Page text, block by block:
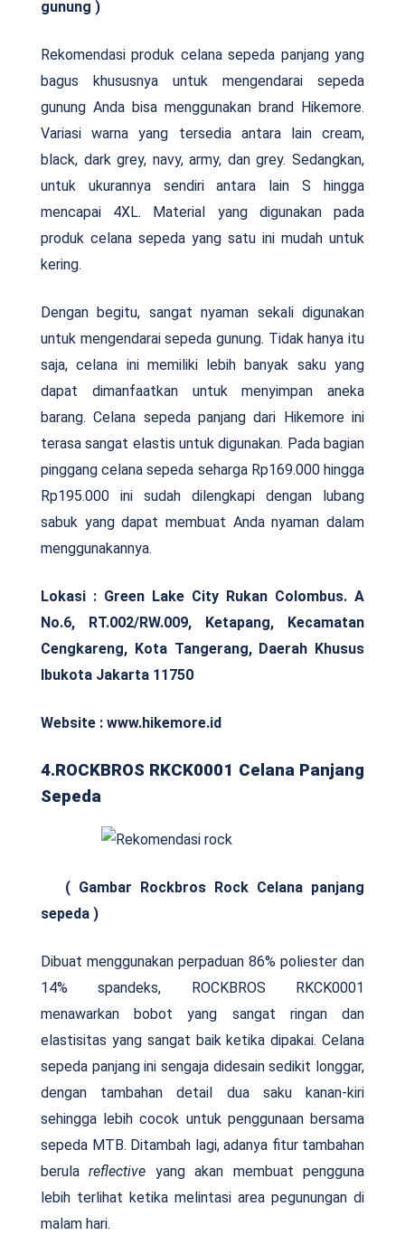
gunung )
Rekomendasi produk celana sepeda panjang yang
bagus khususnya untuk mengendarai sepeda
gunung Anda bisa menggunakan brand Hikemore.
Variasi warna yang tersedia antara lain cream,
black, dark grey, navy, army, dan grey. Sedangkan,
untuk ukurannya sendiri antara lain S hingga
mencapai 4XL. Material yang digunakan pada
produk celana sepeda yang satu ini mudah untuk
kering.
Dengan begitu, sangat nyaman sekali digunakan
untuk mengendarai sepeda gunung. Tidak hanya itu
saja, celana ini memiliki lebih banyak saku yang
dapat dimanfaatkan untuk menyimpan aneka
barang. Celana sepeda panjang dari Hikemore ini
terasa sangat elastis untuk digunakan. Pada bagian
pinggang celana sepeda seharga Rp169.000 hingga
Rp195.000 ini sudah dilengkapi dengan lubang
sabuk yang dapat membuat Anda nyaman dalam
menggunakannya.
Lokasi : Green Lake City Rukan Colombus. A
No.6, RT.002/RW.009, Ketapang, Kecamatan
Cengkareng, Kota Tangerang, Daerah Khusus
Ibukota Jakarta 11750
Website : www.hikemore.id
4.ROCKBROS RKCK0001 Celana Panjang
Sepeda
( Gambar Rockbros Rock Celana panjang
sepeda )
Dibuat menggunakan perpaduan 86% poliester dan
14% spandeks, ROCKBROS RKCK0001
menawarkan bobot yang sangat ringan dan
elastisitas yang sangat baik ketika dipakai. Celana
sepeda panjang ini sengaja didesain sedikit longgar,
dengan tambahan detail dua saku kanan-kiri
sehingga lebih cocok untuk penggunaan bersama
sepeda MTB. Ditambah lagi, adanya fitur tambahan
berulareflective yang akan membuat pengguna
lebih terlihat ketika melintasi area pegunungan di
malam hari.